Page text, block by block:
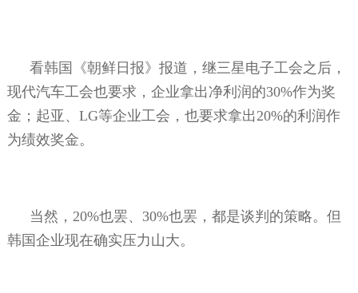
看韩国《朝鲜日报》报道，继三星电子工会之后，
现代汽车工会也要求，企业拿出净利润的30%作为奖
金；起亚、 LG等企业工会，也要求拿出20%的利润作
为绩效奖金。
当然， 20%也罢、 30%也罢，都是谈判的策略。但
韩国企业现在确实压力山大。